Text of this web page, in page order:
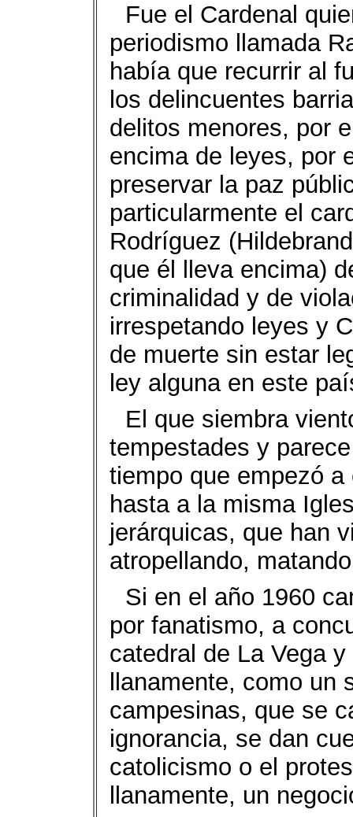
Fue el Cardenal
periodismo llamada
había que recurrir al
los delincuentes
delitos menores, por
encima de leyes, por
preservar la paz
particularmente el
Rodríguez
que él lleva encima)
criminalidad y de
irrespetando leyes y
de muerte sin estar
ley alguna en este
El que siembra
tempestades y
tiempo que empezó
hasta a la misma
jerárquicas, que han
atropellando,
Si en el año 1960
por fanatismo, a
catedral de La Vega
llanamente, como
campesinas, que se
ignorancia, se dan
catolicismo o el
llanamente, un